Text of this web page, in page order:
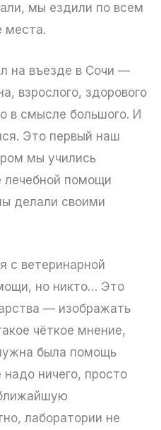
мы ездили по всем
места.
на въезде в Сочи —
взрослого, здорового
в смысле большого. И
Это первый наш
мы учились
лечебной помощи
делали своими
с ветеринарной
но никто… Это
— изображать
чёткое мнение,
была помощь
ничего, просто
лаборатории не